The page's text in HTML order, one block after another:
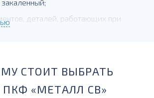
деталей, работающих при
град.
СТОИТ ВЫБРАТЬ
ПКФ «МЕТАЛЛ СВ»